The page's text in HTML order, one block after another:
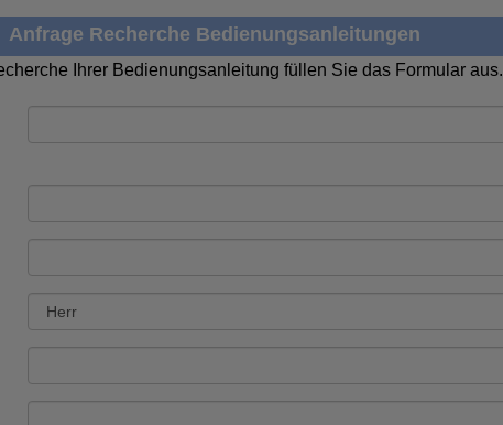
Anfrage Recherche Bedienungsanleitungen
Ihrer Bedienungsanleitung füllen Sie das Formular aus.